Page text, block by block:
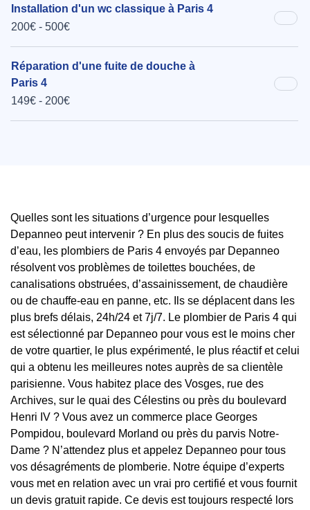
Installation d'un wc classique à Paris 4
200€ - 500€
Réparation d'une fuite de douche à
Paris 4
149€ - 200€
Quelles sont les situations d’urgence pour lesquelles
Depanneo peut intervenir ? En plus des soucis de fuites
d’eau, les plombiers de Paris 4 envoyés par Depanneo
résolvent vos problèmes de toilettes bouchées, de
canalisations obstruées, d’assainissement, de chaudière
ou de chauffe-eau en panne, etc. Ils se déplacent dans les
plus brefs délais, 24h/24 et 7j/7. Le plombier de Paris 4 qui
est sélectionné par Depanneo pour vous est le moins cher
de votre quartier, le plus expérimenté, le plus réactif et celui
qui a obtenu les meilleures notes auprès de sa clientèle
parisienne. Vous habitez place des Vosges, rue des
Archives, sur le quai des Célestins ou près du boulevard
Henri IV ? Vous avez un commerce place Georges
Pompidou, boulevard Morland ou près du parvis Notre-
Dame ? N’attendez plus et appelez Depanneo pour tous
vos désagréments de plomberie. Notre équipe d’experts
vous met en relation avec un vrai pro certifié et vous fournit
un devis gratuit rapide. Ce devis est toujours respecté lors